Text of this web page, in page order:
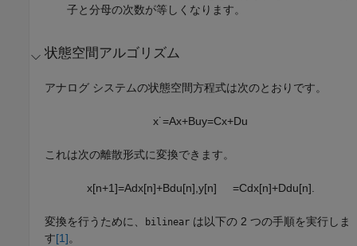
子と分母の次数が等しくなります。
状態空間アルゴリズム
アナログ システムの状態空間方程式は次のとおりです。
x˙=Ax+Buy=Cx+Du
これは次の離散形式に変換できます。
x[n+1]=Adx[n]+Bdu[n] y[n] =Cdx[n]+Ddu[n]
変換を行うために、 bilinear は以下の 2 つの手順を実行しま
す[1]。